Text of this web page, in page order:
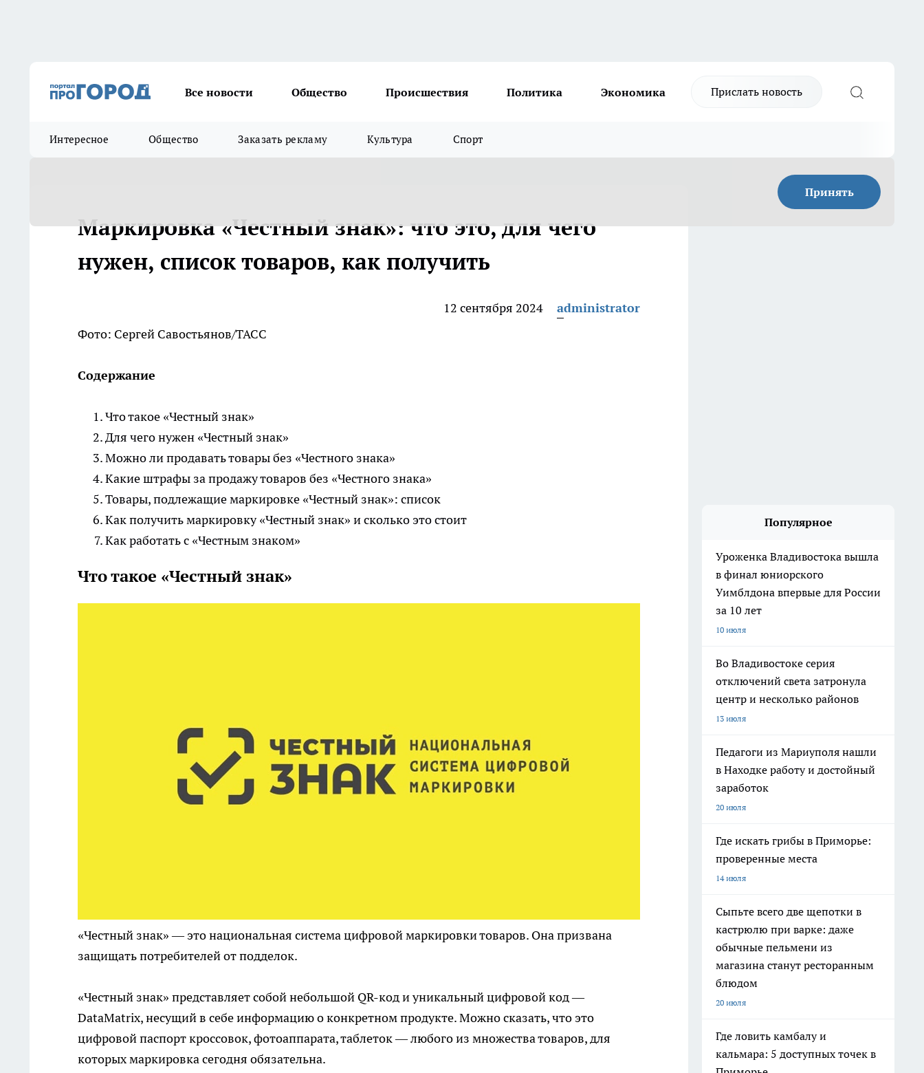
Все новости Общество Происшествия Политика Экономика Прислать новость
Интересное Общество Заказать рекламу Культура Спорт
Принять
Маркировка «Честный знак»: что это, для чего
нужен, список товаров, как получить
12 сентября 2024
administrator
Фото: Сергей Савостьянов/ТАСС
Содержание
Что такое «Честный знак»
Для чего нужен «Честный знак»
Можно ли продавать товары без «Честного знака»
Какие штрафы за продажу товаров без «Честного знака»
Товары, подлежащие маркировке «Честный знак»: список
Как получить маркировку «Честный знак» и сколько это стоит
Как работать с «Честным знаком»
Что такое «Честный знак»
«Честный знак» — это национальная система цифровой маркировки товаров. Она призвана
защищать потребителей от подделок.
«Честный знак» представляет собой небольшой QR-код и уникальный цифровой код —
DataMatrix, несущий в себе информацию о конкретном продукте. Можно сказать, что это
цифровой паспорт кроссовок, фотоаппарата, таблеток — любого из множества товаров, для
которых маркировка сегодня обязательна.
Популярное
Уроженка Владивостока вышла
в финал юниорского
Уимблдона впервые для России
за 10 лет
10 июля
Во Владивостоке серия
отключений света затронула
центр и несколько районов
13 июля
Педагоги из Мариуполя нашли
в Находке работу и достойный
заработок
20 июля
Где искать грибы в Приморье:
проверенные места
14 июля
Сыпьте всего две щепотки в
кастрюлю при варке: даже
обычные пельмени из
магазина станут ресторанным
блюдом
20 июля
Где ловить камбалу и
кальмара: 5 доступных точек в